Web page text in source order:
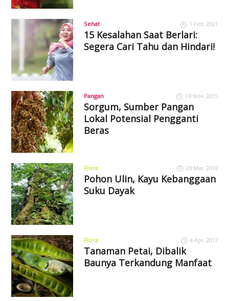
Sehat 1 Feb 2021
15 Kesalahan Saat Berlari:
Segera Cari Tahu dan Hindari!
Pangan 10 Nov 2015
Sorgum, Sumber Pangan
Lokal Potensial Pengganti
Beras
Flora 23 Mar 2018
Pohon Ulin, Kayu Kebanggaan
Suku Dayak
Flora 4 Apr 2017
Tanaman Petai, Dibalik
Baunya Terkandung Manfaat